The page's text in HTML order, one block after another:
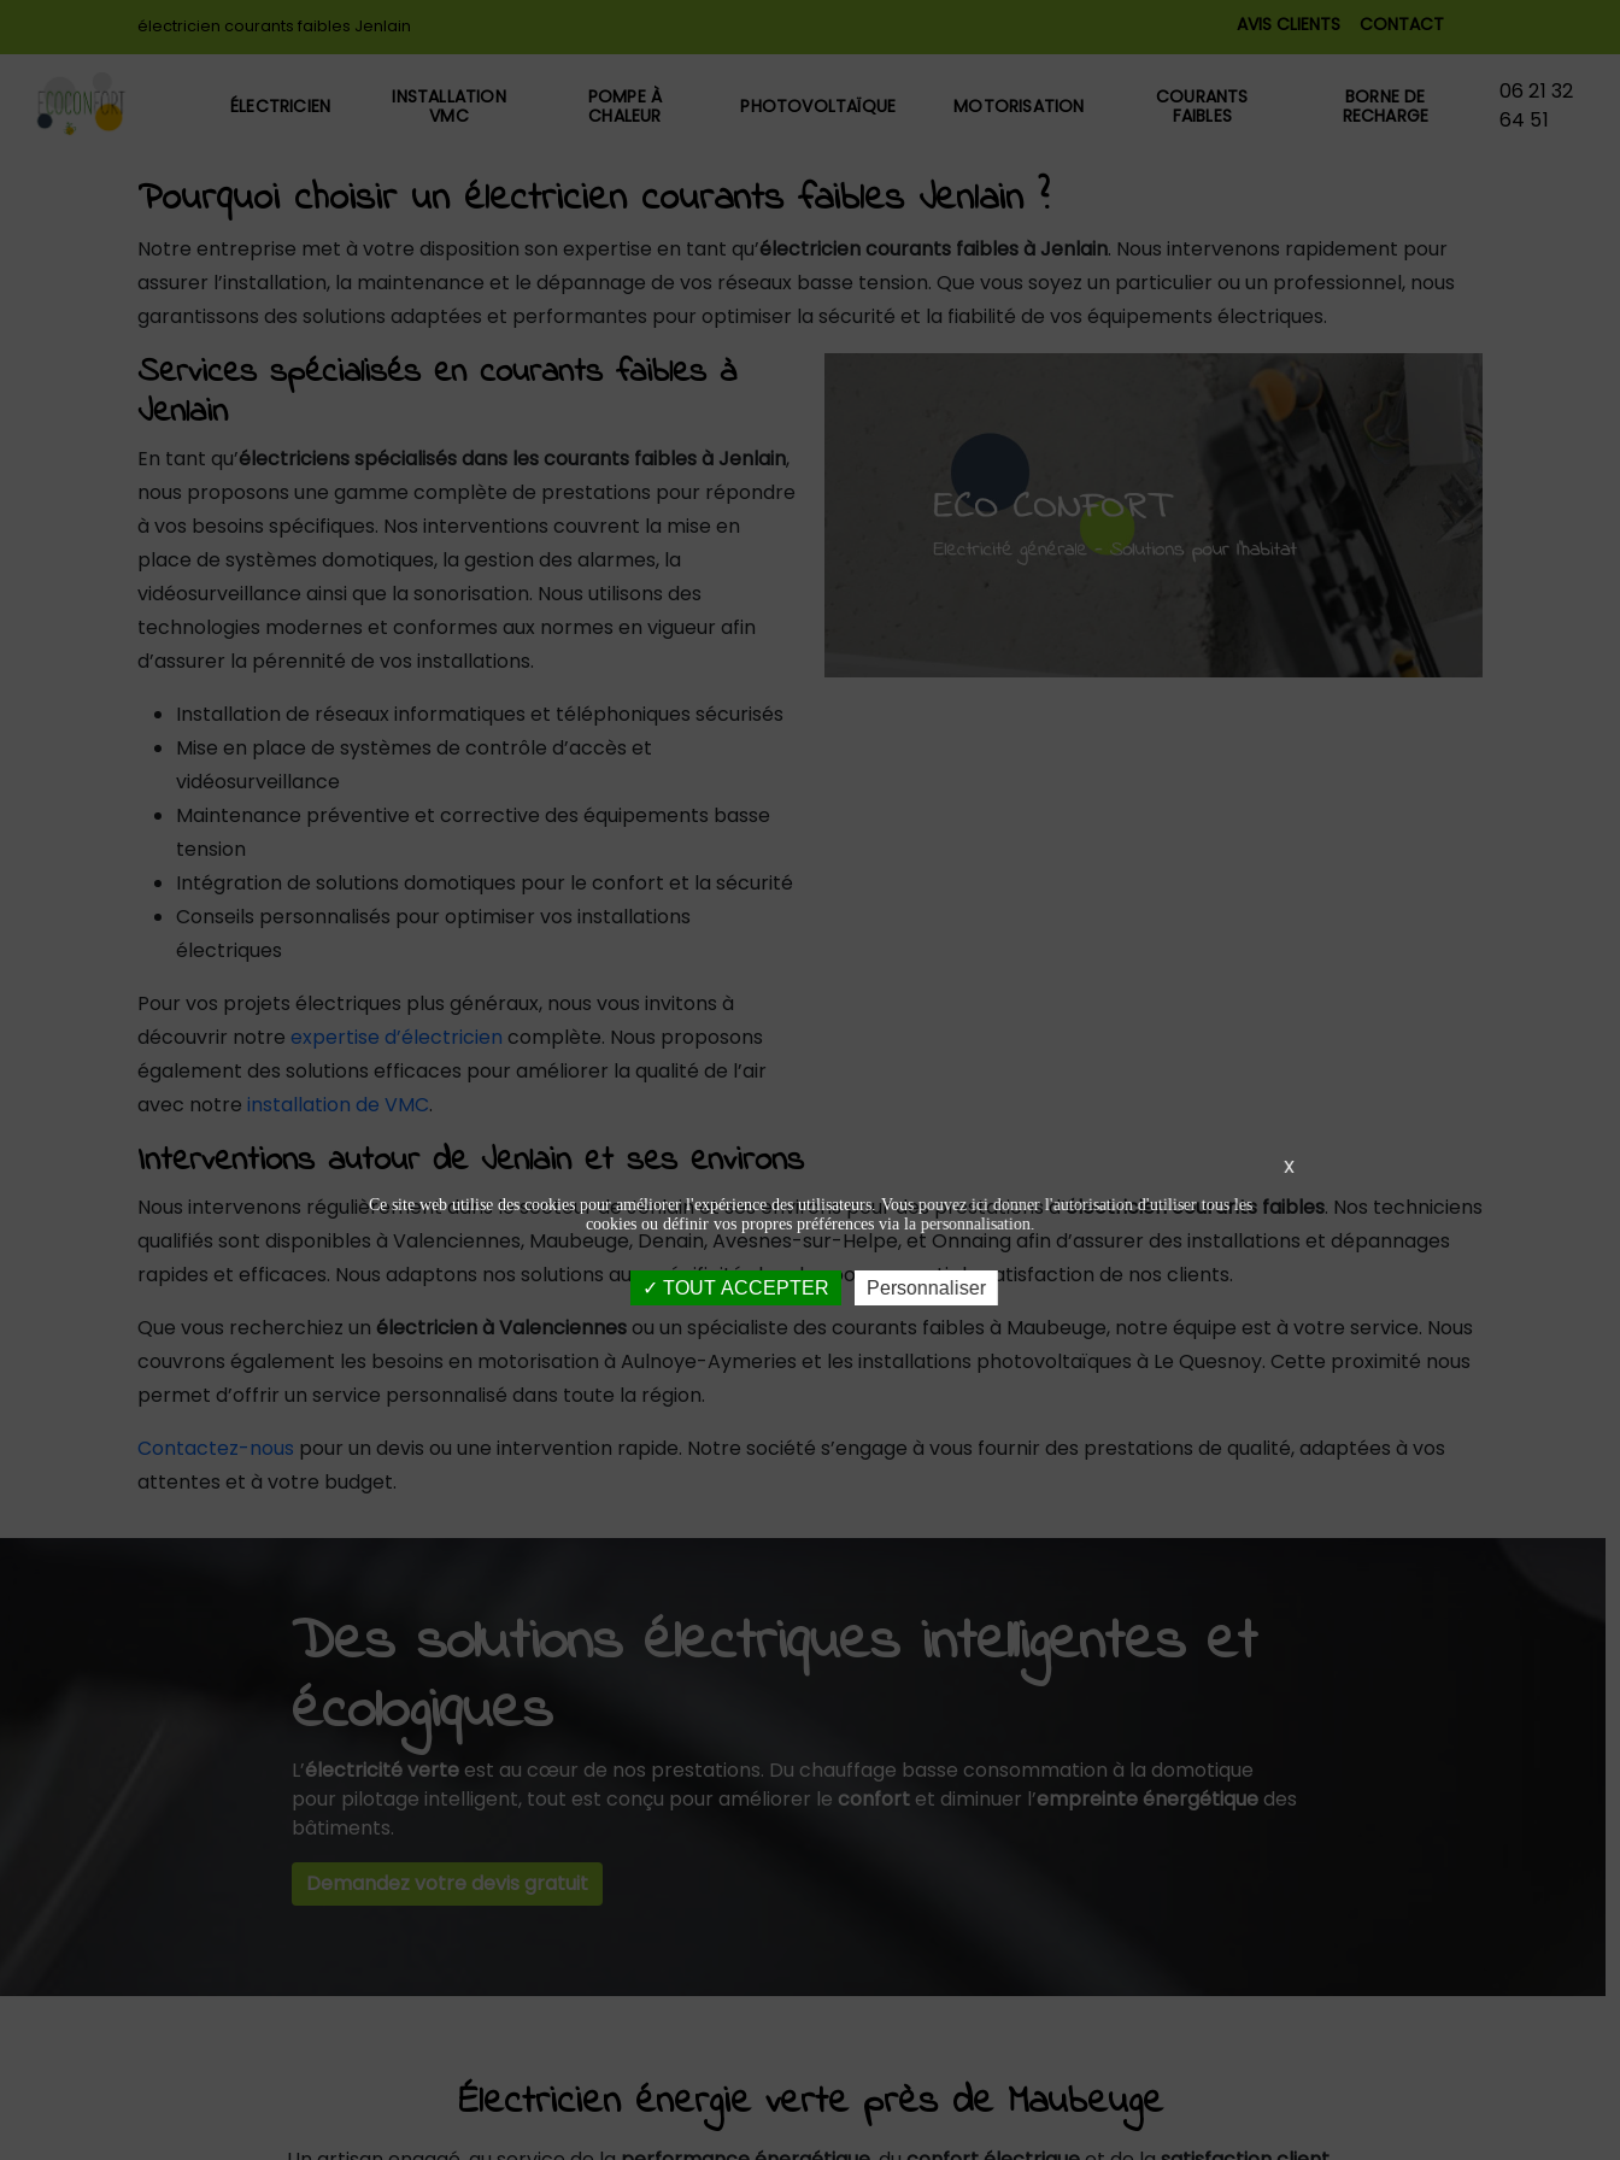
électricien courants faibles Jenlain AVIS CLIENTS CONTACT
ÉLECTRICIEN
INSTALLATION
VMC
POMPE À
CHALEUR
PHOTOVOLTAÏQUE MOTORISATION
COURANTS
FAIBLES
BORNE DE
RECHARGE
06 21 32
64 51
Pourquoi choisir un électricien courants faibles Jenlain ?
Notre entreprise met à votre disposition son expertise en tant qu’électricien courants faibles à Jenlain. Nous intervenons rapidement pour
assurer l’installation, la maintenance et le dépannage de vos réseaux basse tension. Que vous soyez un particulier ou un professionnel, nous
garantissons des solutions adaptées et performantes pour optimiser la sécurité et la fiabilité de vos équipements électriques.
Services spécialisés en courants faibles à
Jenlain
En tant qu’électriciens spécialisés dans les courants faibles à Jenlain,
nous proposons une gamme complète de prestations pour répondre
à vos besoins spécifiques. Nos interventions couvrent la mise en
place de systèmes domotiques, la gestion des alarmes, la
vidéosurveillance ainsi que la sonorisation. Nous utilisons des
technologies modernes et conformes aux normes en vigueur afin
d’assurer la pérennité de vos installations.
Installation de réseaux informatiques et téléphoniques sécurisés
Mise en place de systèmes de contrôle d’accès et
vidéosurveillance
Maintenance préventive et corrective des équipements basse
tension
Intégration de solutions domotiques pour le confort et la sécurité
Conseils personnalisés pour optimiser vos installations
électriques
Pour vos projets électriques plus généraux, nous vous invitons à
découvrir notre expertise d’électricien complète. Nous proposons
également des solutions efficaces pour améliorer la qualité de l’air
avec notre installation de VMC.
Interventions autour de Jenlain et ses environs
Nous intervenons régulièrement dans le secteur de Jenlain et ses environs pour des prestations d’électricien courants faibles. Nos techniciens
qualifiés sont disponibles à Valenciennes, Maubeuge, Denain, Avesnes-sur-Helpe, et Onnaing afin d’assurer des installations et dépannages
rapides et efficaces. Nous adaptons nos solutions aux spécificités locales pour garantir la satisfaction de nos clients.
Que vous recherchiez un électricien à Valenciennes ou un spécialiste des courants faibles à Maubeuge, notre équipe est à votre service. Nous
couvrons également les besoins en motorisation à Aulnoye-Aymeries et les installations photovoltaïques à Le Quesnoy. Cette proximité nous
permet d’offrir un service personnalisé dans toute la région.
Contactez-nous pour un devis ou une intervention rapide. Notre société s’engage à vous fournir des prestations de qualité, adaptées à vos
attentes et à votre budget.
Des solutions électriques intelligentes et
écologiques
L’électricité verte est au cœur de nos prestations. Du chauffage basse consommation à la domotique
pour pilotage intelligent, tout est conçu pour améliorer le confort et diminuer l’empreinte énergétique des
bâtiments.
Demandez votre devis gratuit
Électricien énergie verte près de Maubeuge
Panneau de gestion des cookies
X
Ce site web utilise des cookies pour améliorer l'expérience des utilisateurs. Vous pouvez ici donner l'autorisation d'utiliser tous les
cookies ou définir vos propres préférences via la personnalisation.
TOUT ACCEPTER Personnaliser